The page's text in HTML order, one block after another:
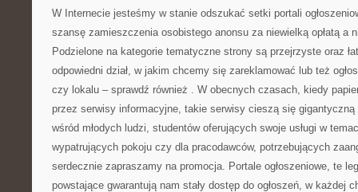
W Internecie jesteśmy w stanie odszukać setki portali
szansę zamieszczenia osobistego anonsu za niewielką opłatą a
Podzielone na kategorie tematyczne strony są przejrzyste oraz
odpowiedni dział, w jakim chcemy się zareklamować lub też
czy lokalu – sprawdź również . W obecnych czasach, kiedy
przez serwisy informacyjne, takie serwisy cieszą się gigantyczną
wśród młodych ludzi, studentów oferujących swoje usługi w
wypatrujących pokoju czy dla pracodawców, potrzebujących
serdecznie zapraszamy na promocja. Portale ogłoszeniowe, te
powstające gwarantują nam stały dostęp do ogłoszeń, w każdej